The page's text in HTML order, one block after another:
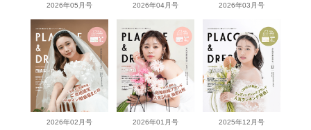
2026年05月号 2026年04月号 2026年03月号
2026年02月号 2026年01月号 2025年12月号